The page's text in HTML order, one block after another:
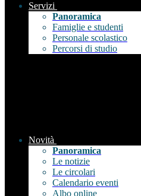
Servizi
Panoramica
Famiglie e studenti
Personale scolastico
Percorsi di studio
Novità
Panoramica
Le notizie
Le circolari
Calendario eventi
Albo online